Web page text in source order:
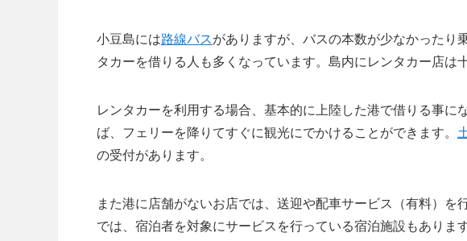
小豆島には路線バスがありますが、バスの本数が少なかったり
タカーを借りる人も多くなっています。島内にレンタカー店は
レンタカーを利用する場合、基本的に上陸した港で借りる事に
ば、フェリーを降りてすぐに観光にでかけることができます。
の受付があります。
また港に店舗がないお店では、送迎や配車サービス（有料）を
では、宿泊者を対象にサービスを行っている宿泊施設もあります